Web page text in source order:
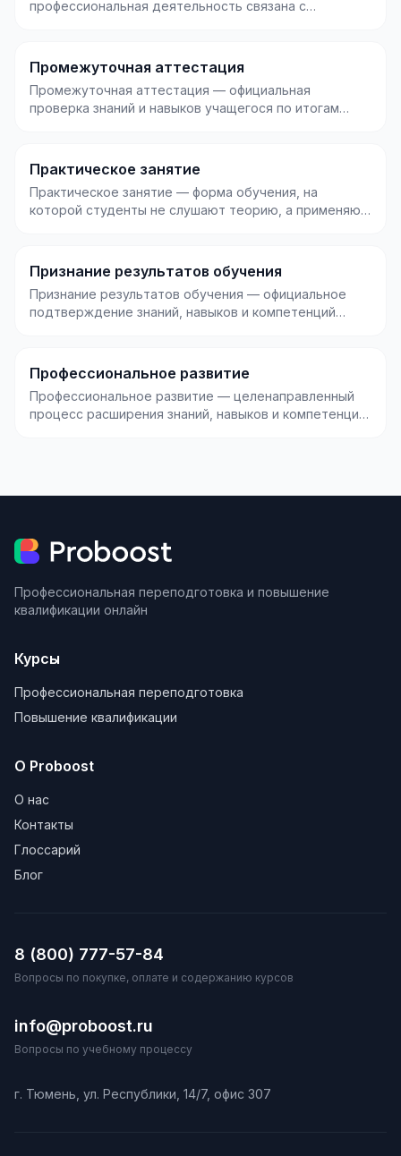
профессиональная деятельность связана с
Промежуточная аттестация
Промежуточная аттестация — официальная
проверка знаний и навыков учащегося по итогам
Практическое занятие
Практическое занятие — форма обучения, на
которой студенты не слушают теорию, а применяют
Признание результатов обучения
Признание результатов обучения — официальное
подтверждение знаний, навыков и компетенций
Профессиональное развитие
Профессиональное развитие — целенаправленный
процесс расширения знаний, навыков и компетенций,
Профессиональная переподготовка и повышение
квалификации онлайн
Курсы
Профессиональная переподготовка
Повышение квалификации
О Proboost
О нас
Контакты
Глоссарий
Блог
8 (800) 777-57-84
Вопросы по покупке, оплате и содержанию курсов
info@proboost.ru
Вопросы по учебному процессу
г. Тюмень, ул. Республики, 14/7, офис 307